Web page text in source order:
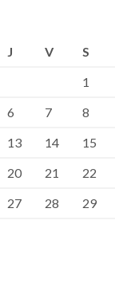
J V S
1
6 7 8
13 14 15
20 21 22
27 28 29